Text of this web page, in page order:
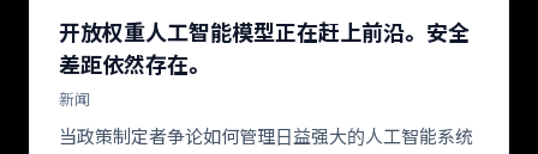
开放权重人工智能模型正在赶上前沿。安全
差距依然存在。
新闻
当政策制定者争论如何管理日益强大的人工智能系统